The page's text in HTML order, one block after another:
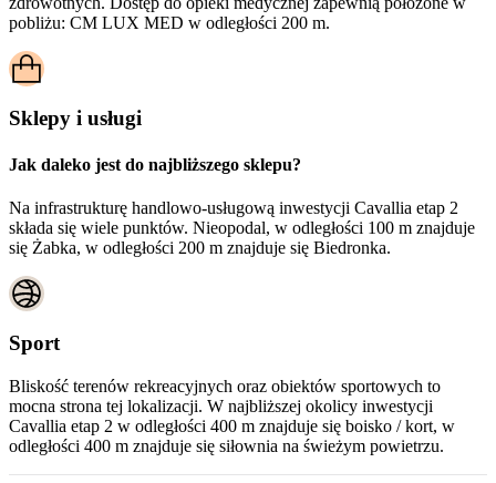
pobliżu: CM LUX MED w odległości 200 m.
Sklepy i usługi
Jak daleko jest do najbliższego sklepu?
Na infrastrukturę handlowo-usługową inwestycji Cavallia etap 2
składa się wiele punktów. Nieopodal, w odległości 100 m znajduje
się Żabka, w odległości 200 m znajduje się Biedronka.
Sport
Bliskość terenów rekreacyjnych oraz obiektów sportowych to
mocna strona tej lokalizacji. W najbliższej okolicy inwestycji
Cavallia etap 2 w odległości 400 m znajduje się boisko / kort, w
odległości 400 m znajduje się siłownia na świeżym powietrzu.